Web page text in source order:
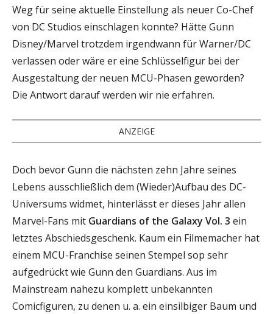
Weg für seine aktuelle Einstellung als neuer Co-Chef
von DC Studios einschlagen konnte? Hätte Gunn
Disney/Marvel trotzdem irgendwann für Warner/DC
verlassen oder wäre er eine Schlüsselfigur bei der
Ausgestaltung der neuen MCU-Phasen geworden?
Die Antwort darauf werden wir nie erfahren.
ANZEIGE
Doch bevor Gunn die nächsten zehn Jahre seines
Lebens ausschließlich dem (Wieder)Aufbau des DC-
Universums widmet, hinterlässt er dieses Jahr allen
Marvel-Fans mit Guardians of the Galaxy Vol. 3 ein
letztes Abschiedsgeschenk. Kaum ein Filmemacher hat
einem MCU-Franchise seinen Stempel sop sehr
aufgedrückt wie Gunn den Guardians. Aus im
Mainstream nahezu komplett unbekannten
Comicfiguren, zu denen u. a. ein einsilbiger Baum und